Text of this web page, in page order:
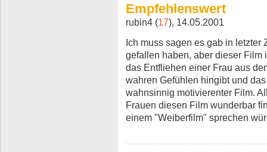
Empfehlenswert
rubin4 (17), 14.05.2001
Ich muss sagen es gab in letzter
gefallen haben, aber dieser Film
das Entfliehen einer Frau aus
wahren Gefühlen hingibt und
wahnsinnig motivierenter Film.
Frauen diesen Film wunderbar
einem "Weiberfilm" sprechen